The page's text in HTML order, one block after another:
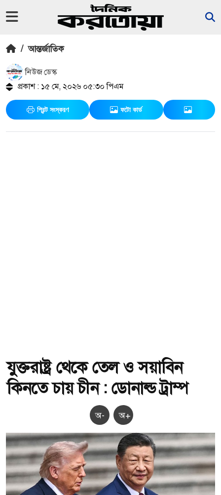
/ আন্তর্জাতিক
নিউজ ডেস্ক
প্রকাশ : ১৫ মে, ২০২৬ ০৫:৩০ পিএম
প্রিন্ট সংস্করণ ফটো কার্ড
যুক্তরাষ্ট্র থেকে তেল ও সয়াবিন
কিনতে চায় চীন : ডোনাল্ড ট্রাম্প
অ- অ+